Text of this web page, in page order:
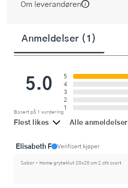
Om leverandøren
Anmeldelser (1)
5.0
Basert på 1 vurdering
5
4
3
2
1
Flest likes Alle anmeldelser
Elisabeth F Verifisert kjøper
Sabor - Home gryteklut 20x20 cm 2 stk svart